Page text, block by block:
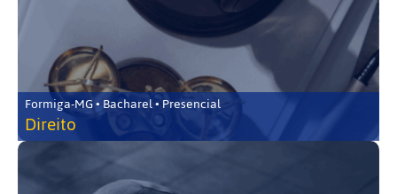
Formiga-MG • Bacharel • Presencial
Direito